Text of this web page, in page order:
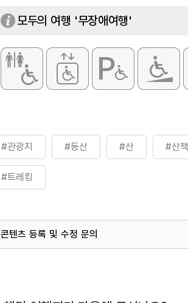
모두의 여행 '무장애여행'
#관광지 #등산 #산 #산책
#트레킹
콘텐츠 등록 및 수정 문의